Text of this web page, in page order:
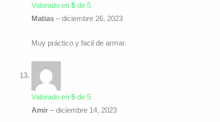
Valorado en 5de 5
Matias – diciembre 26, 2023
Muy práctico y facil de armar.
Valorado en 5de 5
Amir – diciembre 14, 2023